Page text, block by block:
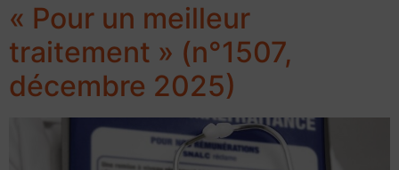
« Pour un meilleur
traitement » (n°1507,
décembre 2025)